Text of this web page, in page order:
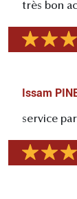
très bon
Issam
service